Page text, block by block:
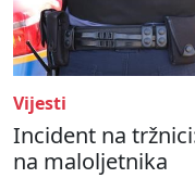
Vijesti
Incident na
na maloljetnika